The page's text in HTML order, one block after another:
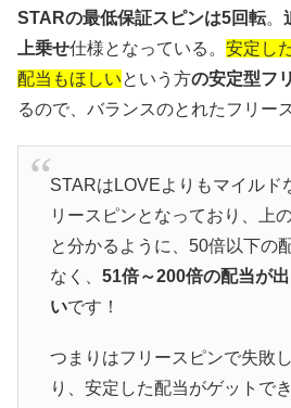
STARの最低保証スピンは5回転。
上乗せ仕様となっている。 安定し
配当もほしいという方の安定型フ
るので、バランスのとれたフリー
STARはLOVEよりもマイルド
リースピンとなっており、上
と分かるように、50倍以下の
なく、 51倍～200倍の配当が
いです！
つまりはフリースピンで失敗
り、安定した配当がゲットで